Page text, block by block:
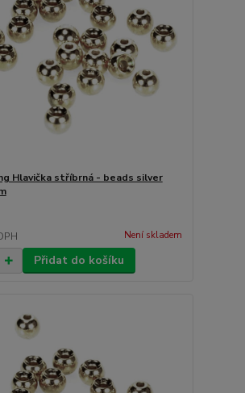
Hlavička stříbrná - beads silver
Není skladem
Přidat do košíku